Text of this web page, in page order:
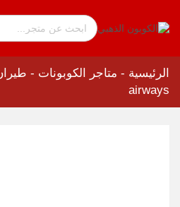
الرئيسية - متاجر الكوبونات -
airways